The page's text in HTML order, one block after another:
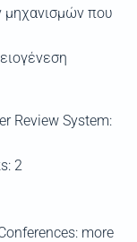
μηχανισμών που
Review System:
2
more